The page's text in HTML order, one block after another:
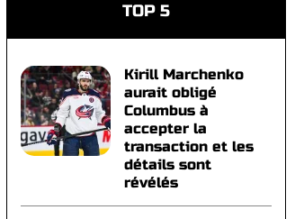
TOP 5
Kirill Marchenko
aurait obligé
Columbus à
accepter la
transaction et les
détails sont
révélés